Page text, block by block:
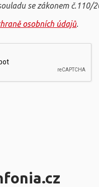
se zákonem č.110/
osobních údajů.